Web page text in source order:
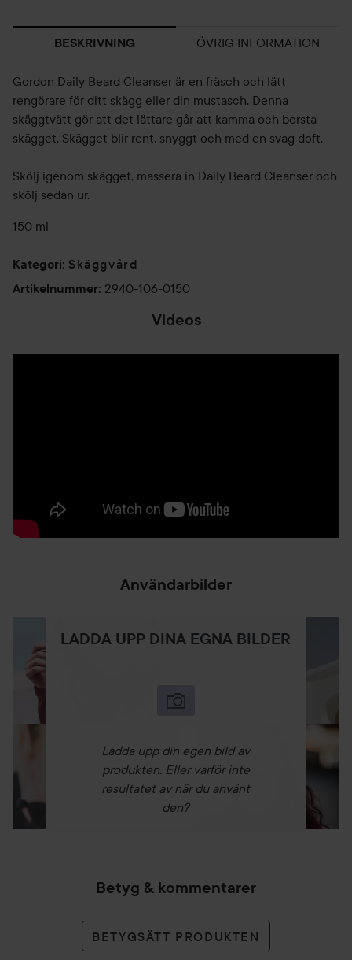
BESKRIVNING ÖVRIG INFORMATION
Gordon Daily Beard Cleanser är en fräsch och lätt
rengörare för ditt skägg eller din mustasch. Denna
skäggtvätt gör att det lättare går att kamma och borsta
skägget. Skägget blir rent, snyggt och med en svag doft.
Skölj igenom skägget, massera in Daily Beard Cleanser och
skölj sedan ur.
150 ml
Kategori: Skäggvård
Artikelnummer: 2940-106-0150
Videos
Användarbilder
LADDA UPP DINA EGNA BILDER
Ladda upp din egen bild av
produkten. Eller varför inte
resultatet av när du använt
den?
Betyg & kommentarer
BETYGSÄTT PRODUKTEN